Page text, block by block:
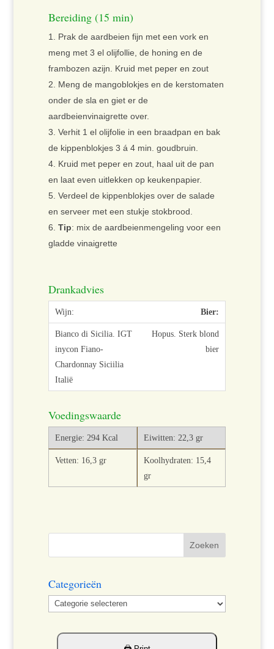
Bereiding (15 min)
Prak de aardbeien fijn met een vork en
meng met 3 el olijfollie, de honing en de
frambozen azijn. Kruid met peper en zout
Meng de mangoblokjes en de kerstomaten
onder de sla en giet er de
aardbeienvinaigrette over.
Verhit 1 el olijfolie in een braadpan en bak
de kippenblokjes 3 á 4 min. goudbruin.
Kruid met peper en zout, haal uit de pan
en laat even uitlekken op keukenpapier.
Verdeel de kippenblokjes over de salade
en serveer met een stukje stokbrood.
Tip: mix de aardbeienmengeling voor een
gladde vinaigrette
Drankadvies
Bier:
Hopus. Sterk blond
bier
Voedingswaarde
Energie: 294 Kcal Eiwitten: 22,3 gr
Vetten: 16,3 gr
Koolhydraten: 15,4
gr
Categorieën
Categorieën